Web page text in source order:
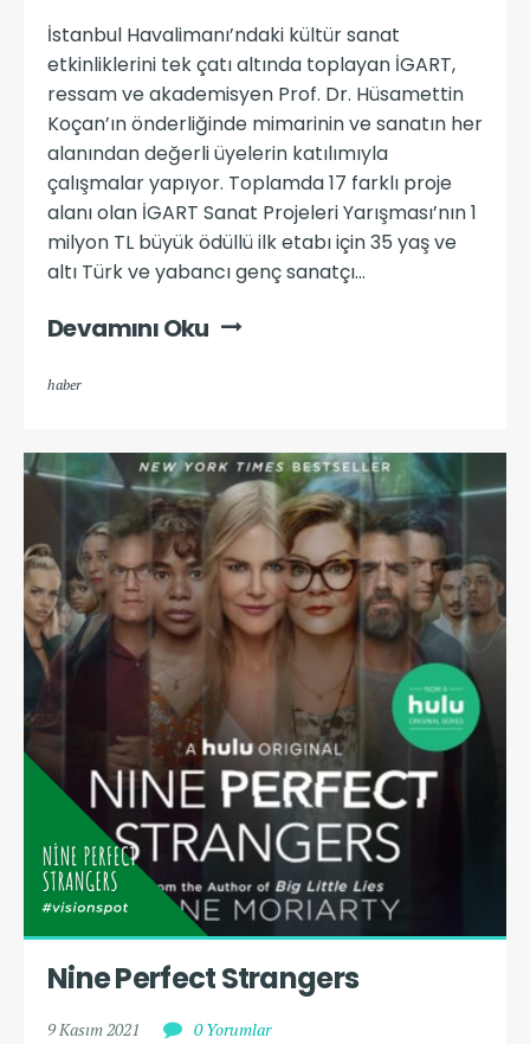
İstanbul Havalimanı’ndaki kültür sanat
etkinliklerini tek çatı altında toplayan İGART,
ressam ve akademisyen Prof. Dr. Hüsamettin
Koçan’ın önderliğinde mimarinin ve sanatın her
alanından değerli üyelerin katılımıyla
çalışmalar yapıyor. Toplamda 17 farklı proje
alanı olan İGART Sanat Projeleri Yarışması’nın 1
milyon TL büyük ödüllü ilk etabı için 35 yaş ve
altı Türk ve yabancı genç sanatçı...
Devamını Oku
haber
Nine Perfect Strangers
9 Kasım 2021 0 Yorumlar